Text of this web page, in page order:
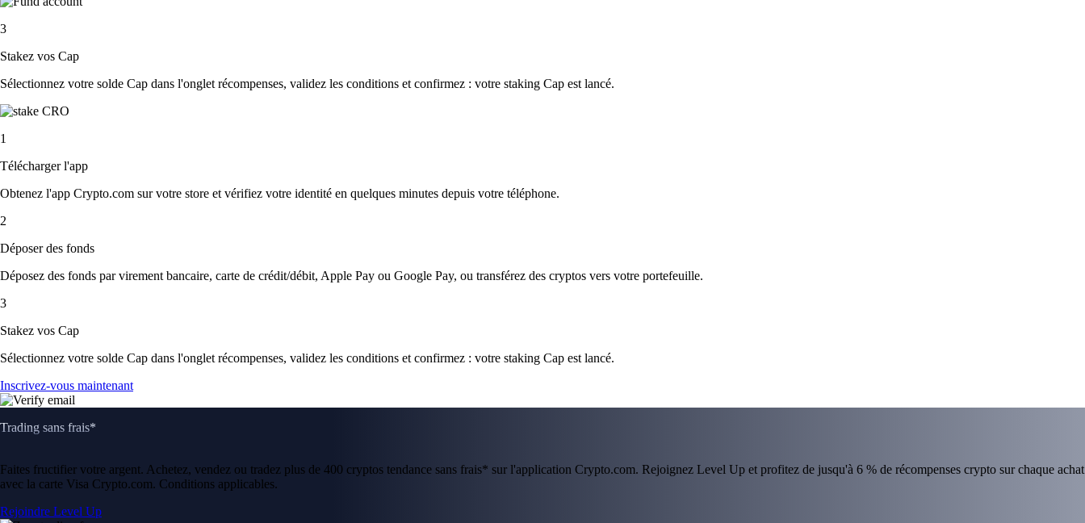
3
Stakez vos Cap
Sélectionnez votre solde Cap dans l'onglet récompenses, validez les conditions et confirmez : votre staking Cap est lancé.
1
Télécharger l'app
Obtenez l'app Crypto.com sur votre store et vérifiez votre identité en quelques minutes depuis votre téléphone.
2
Déposer des fonds
Déposez des fonds par virement bancaire, carte de crédit/débit, Apple Pay ou Google Pay, ou transférez des cryptos vers votre portefeuille.
3
Stakez vos Cap
Sélectionnez votre solde Cap dans l'onglet récompenses, validez les conditions et confirmez : votre staking Cap est lancé.
Inscrivez-vous maintenant
Trading sans frais*
Faites fructifier votre argent. Achetez, vendez ou tradez plus de 400 cryptos tendance sans frais* sur l'application Crypto.com. Rejoignez Level Up et profitez de jusqu'à 6 % de récompenses crypto sur chaque achat
avec la carte Visa Crypto.com. Conditions applicables.
Rejoindre Level Up